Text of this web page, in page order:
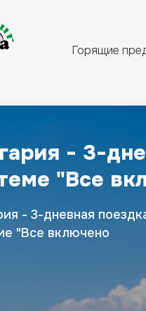
Горящие
- отдых
для себя
на волшебных